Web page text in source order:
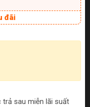
đãi
sau miễn lãi suất